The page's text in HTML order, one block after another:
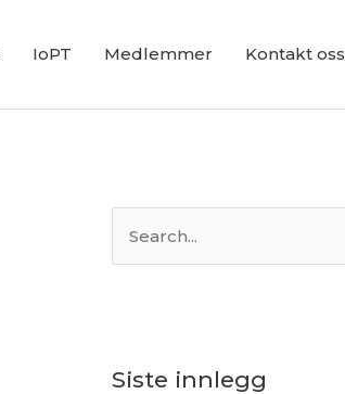
IoPT Medlemmer Kontakt oss
tSiste innlegg